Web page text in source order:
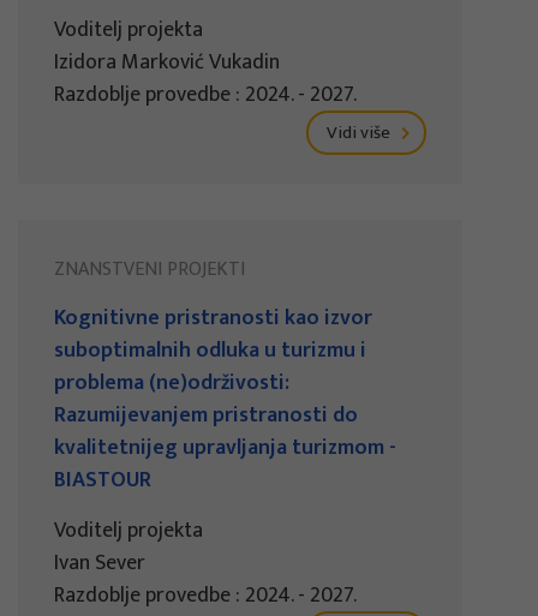
Voditelj projekta
Izidora Marković Vukadin
Razdoblje provedbe : 2024. - 2027.
Vidi više
ZNANSTVENI PROJEKTI
Kognitivne pristranosti kao izvor
suboptimalnih odluka u turizmu i
problema (ne)održivosti:
Razumijevanjem pristranosti do
kvalitetnijeg upravljanja turizmom -
BIASTOUR
Voditelj projekta
Ivan Sever
Razdoblje provedbe : 2024. - 2027.